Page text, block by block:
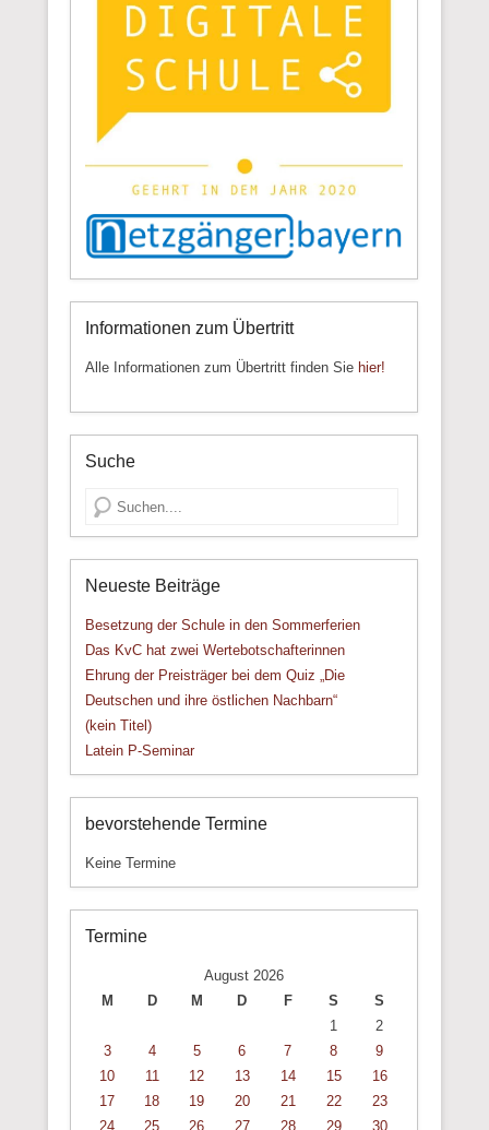
Informationen zum Übertritt
Alle Informationen zum Übertritt finden Sie hier!
Suche
Suche
Neueste Beiträge
Besetzung der Schule in den Sommerferien
Das KvC hat zwei Wertebotschafterinnen
Ehrung der Preisträger bei dem Quiz „Die
Deutschen und ihre östlichen Nachbarn“
(kein Titel)
Latein P-Seminar
bevorstehende Termine
Keine Termine
Termine
August 2026
M
D M D F S
S
1
2
3
4 5 6 7 8
9
10
11 12 13 14 15
16
17
18 19 20 21 22
23
24
25 26 27 28 29 30